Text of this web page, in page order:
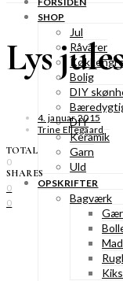
SHOP
Jul
Råvarer
Bolig
DIY
DIY
Keramik
Garn
Uld
OPSKRIFTER
Bagværk
Lys
4. januar 2015
Trine Ellegaard
TOTAL
0
SHARES
0
0